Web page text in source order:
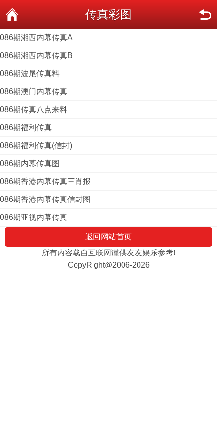
传真彩图
086期湘西内幕传真A
086期湘西内幕传真B
086期波尾传真料
086期澳门内幕传真
086期传真八点来料
086期福利传真
086期福利传真(信封)
086期内幕传真图
086期香港内幕传真三肖报
086期香港内幕传真信封图
086期亚视内幕传真
返回网站首页
所有内容载自互联网谨供友友娱乐参考!
CopyRight@2006-2026